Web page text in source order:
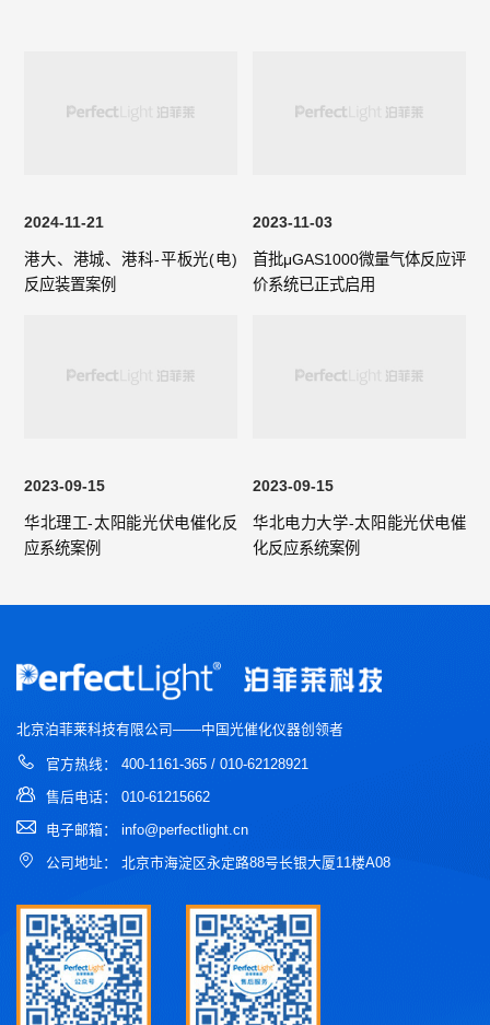
2024-11-21
港大、港城、港科-平板光(电)
反应装置案例
2023-11-03
首批μGAS1000微量气体反应评
价系统已正式启用
2023-09-15
华北理工-太阳能光伏电催化反
应系统案例
2023-09-15
华北电力大学-太阳能光伏电催
化反应系统案例
北京泊菲莱科技有限公司——中国光催化仪器创领者
官方热线： 400-1161-365 / 010-62128921
售后电话： 010-61215662
电子邮箱： info@perfectlight.cn
公司地址： 北京市海淀区永定路88号长银大厦11楼A08